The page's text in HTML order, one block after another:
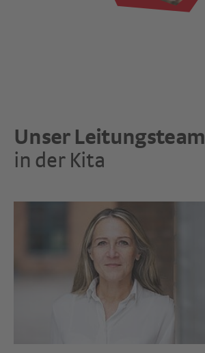
Unser Leitungsteam
in der Kita